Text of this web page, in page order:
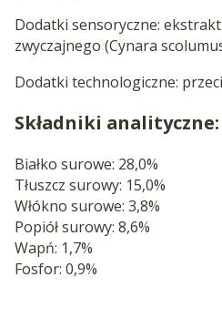
Dodatki sensoryczne:
zwyczajnego (Cynara
Dodatki technologiczne:
Składniki analityczne:
Białko surowe: 28,0%
Tłuszcz surowy: 15,0%
Włókno surowe: 3,8%
Popiół surowy: 8,6%
Wapń: 1,7%
Fosfor: 0,9%